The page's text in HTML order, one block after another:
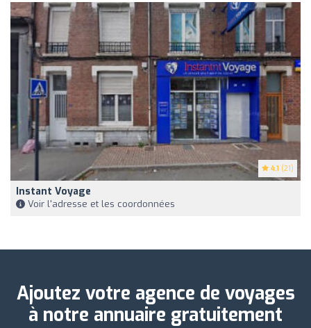
4.1 (21)
Instant Voyage
Voir l'adresse et les coordonnées
Ajoutez votre agence de voyages
à notre annuaire gratuitement